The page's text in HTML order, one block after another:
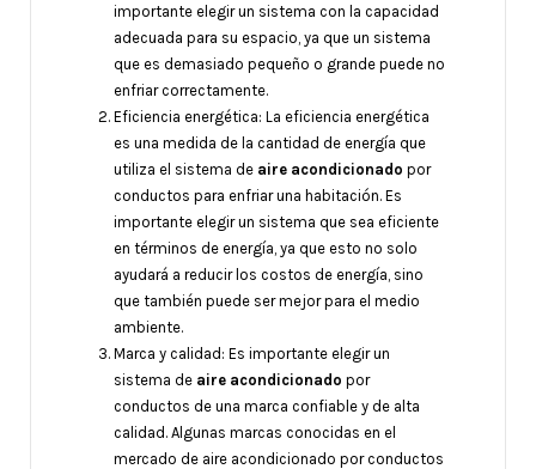
importante elegir un sistema con la capacidad
adecuada para su espacio, ya que un sistema
que es demasiado pequeño o grande puede no
enfriar correctamente.
Eficiencia energética: La eficiencia energética
es una medida de la cantidad de energía que
utiliza el sistema de aire acondicionado por
conductos para enfriar una habitación. Es
importante elegir un sistema que sea eficiente
en términos de energía, ya que esto no solo
ayudará a reducir los costos de energía, sino
que también puede ser mejor para el medio
ambiente.
Marca y calidad: Es importante elegir un
sistema de aire acondicionado por
conductos de una marca confiable y de alta
calidad. Algunas marcas conocidas en el
mercado de aire acondicionado por conductos